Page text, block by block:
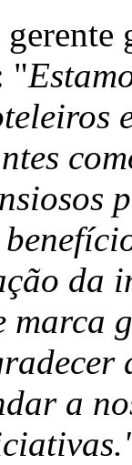
"
da
marca
a